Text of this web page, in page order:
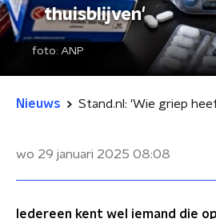
thuisblijven'
foto: ANP
Nieuws Stand.nl: 'Wie griep
wo 29 januari 2025 08:08
Iedereen kent wel iemand die